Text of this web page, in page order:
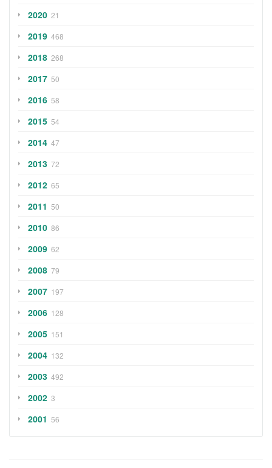
2020 21
2019 468
2018 268
2017 50
2016 58
2015 54
2014 47
2013 72
2012 65
2011 50
2010 86
2009 62
2008 79
2007 197
2006 128
2005 151
2004 132
2003 492
2002 3
2001 56